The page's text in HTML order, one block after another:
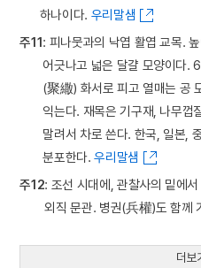
하나이다. 우리말샘
주11: 피나뭇과의 낙엽 활엽 교목.
어긋나고 넓은 달걀 모양이다.
(聚繖) 화서로 피고 열매는 공
익는다. 재목은 기구재, 나무껍
말려서 차로 쓴다. 한국, 일본,
분포한다.우리말샘
주12: 조선 시대에, 관찰사의 밑에
외직 문관. 병권(兵權)도 함께
더보